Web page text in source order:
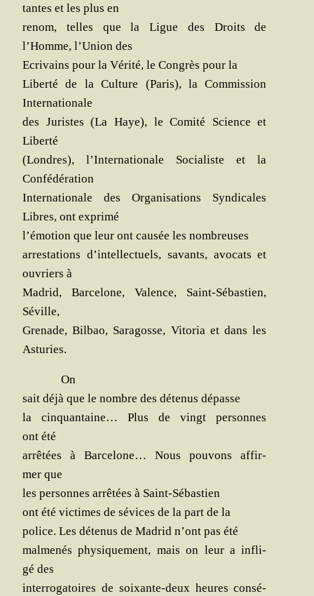
tantes et les plus en
renom, telles que la Ligue des Droits de
l’Homme, l’Union des
Ecri­vains pour la Véri­té, le Congrès pour la
Liber­té de la Culture (Paris), la Com­mis­sion
Internationale
des Juristes (La Haye), le Comi­té Science et
Liberté
(Londres), l’Internationale Socia­liste et la
Confédération
Inter­na­tio­nale des Orga­ni­sa­tions Syn­di­cales
Libres, ont exprimé
l’émotion que leur ont cau­sée les nombreuses
arres­ta­tions d’intellectuels, savants, avo­cats et
ouvriers à
Madrid, Bar­ce­lone, Valence, Saint-Sébas­tien,
Séville,
Gre­nade, Bil­bao, Sara­gosse, Vito­ria et dans les
Asturies.
On
sait déjà que le nombre des déte­nus dépasse
la cin­quan­taine… Plus de vingt per­sonnes
ont été
arrê­tées à Bar­ce­lone… Nous pou­vons affir­
mer que
les per­sonnes arrê­tées à Saint-Sébastien
ont été vic­times de sévices de la part de la
police. Les déte­nus de Madrid n’ont pas été
mal­me­nés phy­si­que­ment, mais on leur a infli­
gé des
inter­ro­ga­toires de soixante-deux heures consé­